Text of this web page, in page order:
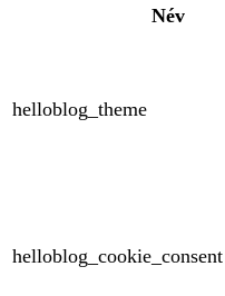
Név
helloblog_theme
helloblog_cookie_consent